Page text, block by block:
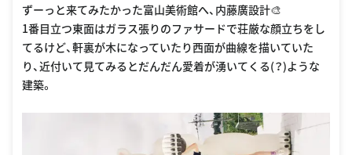
ずーっと来てみたかった富山美術館へ、内藤廣設計🎨
1番目立つ東面はガラス張りのファサードで荘厳な顔立ちをし
てるけど、軒裏が木になっていたり西面が曲線を描いていた
り、近付いて見てみるとだんだん愛着が湧いてくる(？)ような
建築。